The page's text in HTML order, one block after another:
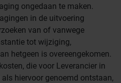
ongedaan te maken.
in de uitvoering
van of vanwege
tot wijziging,
hetgeen is overeengekomen.
die voor Leverancier in
hiervoor genoemd ontstaan,